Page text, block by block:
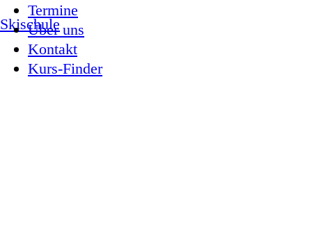
Termine
Über uns
Kontakt
Kurs-Finder
Skischule